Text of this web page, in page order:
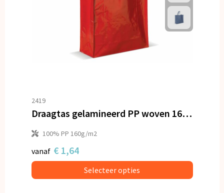
2419
Draagtas gelamineerd PP woven 160g/m²
100% PP 160g/m2
vanaf € 1,64
Selecteer opties